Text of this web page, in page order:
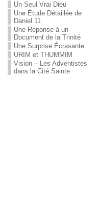
Un Seul Vrai Dieu
Une Étude Détaillée de
Daniel 11
Une Réponse à un
Document de la Trinité
Une Surprise Écrasante
URIM et THUMMIM
Vision – Les Adventistes
dans la Cité Sainte